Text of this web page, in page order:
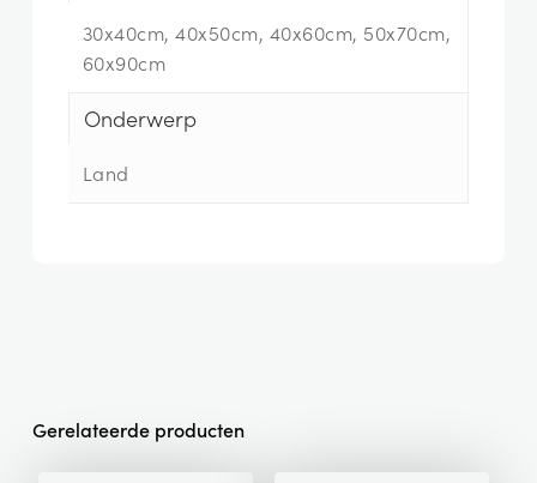
30x40cm, 40x50cm, 40x60cm, 50x70cm,
60x90cm
Onderwerp
Land
Gerelateerde producten